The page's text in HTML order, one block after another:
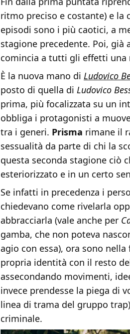
ritmo preciso e costante) e la
episodi sono i più caotici, a
stagione precedente. Poi, già
comincia a tutti gli effetti una
È la nuova mano di Ludovico
posto di quella di Ludovico
prima, più focalizzata su un
obbliga i protagonisti a
tra i generi. Prisma rimane il
sessualità da parte di chi la
questa seconda stagione ciò
esteriorizzato e in un certo
Se infatti in precedenza i
chiedevano come rivelarla
abbracciarla (vale anche per
gamba, che non poteva
agio con essa), ora sono
propria identità con il resto
assecondando movimenti,
invece prendesse la piega di
linea di trama del gruppo
criminale.